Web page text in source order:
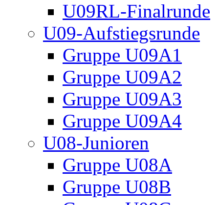
U09RL-Finalrunde
U09-Aufstiegsrunde
Gruppe U09A1
Gruppe U09A2
Gruppe U09A3
Gruppe U09A4
U08-Junioren
Gruppe U08A
Gruppe U08B